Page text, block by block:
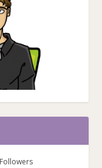
Followers